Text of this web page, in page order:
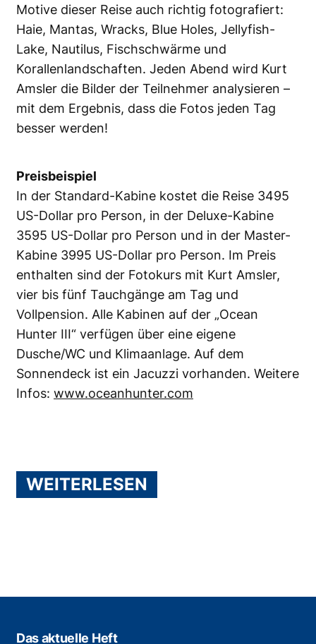
Motive dieser Reise auch richtig fotografiert:
Haie, Mantas, Wracks, Blue Holes, Jellyfish-
Lake, Nautilus, Fischschwärme und
Korallenlandschaften. Jeden Abend wird Kurt
Amsler die Bilder der Teilnehmer analysieren –
mit dem Ergebnis, dass die Fotos jeden Tag
besser werden!
Preisbeispiel
In der Standard-Kabine kostet die Reise 3495
US-Dollar pro Person, in der Deluxe-Kabine
3595 US-Dollar pro Person und in der Master-
Kabine 3995 US-Dollar pro Person. Im Preis
enthalten sind der Fotokurs mit Kurt Amsler,
vier bis fünf Tauchgänge am Tag und
Vollpension. Alle Kabinen auf der „Ocean
Hunter III“ verfügen über eine eigene
Dusche/WC und Klimaanlage. Auf dem
Sonnendeck ist ein Jacuzzi vorhanden. Weitere
Infos: www.oceanhunter.com
WEITERLESEN
Das aktuelle Heft